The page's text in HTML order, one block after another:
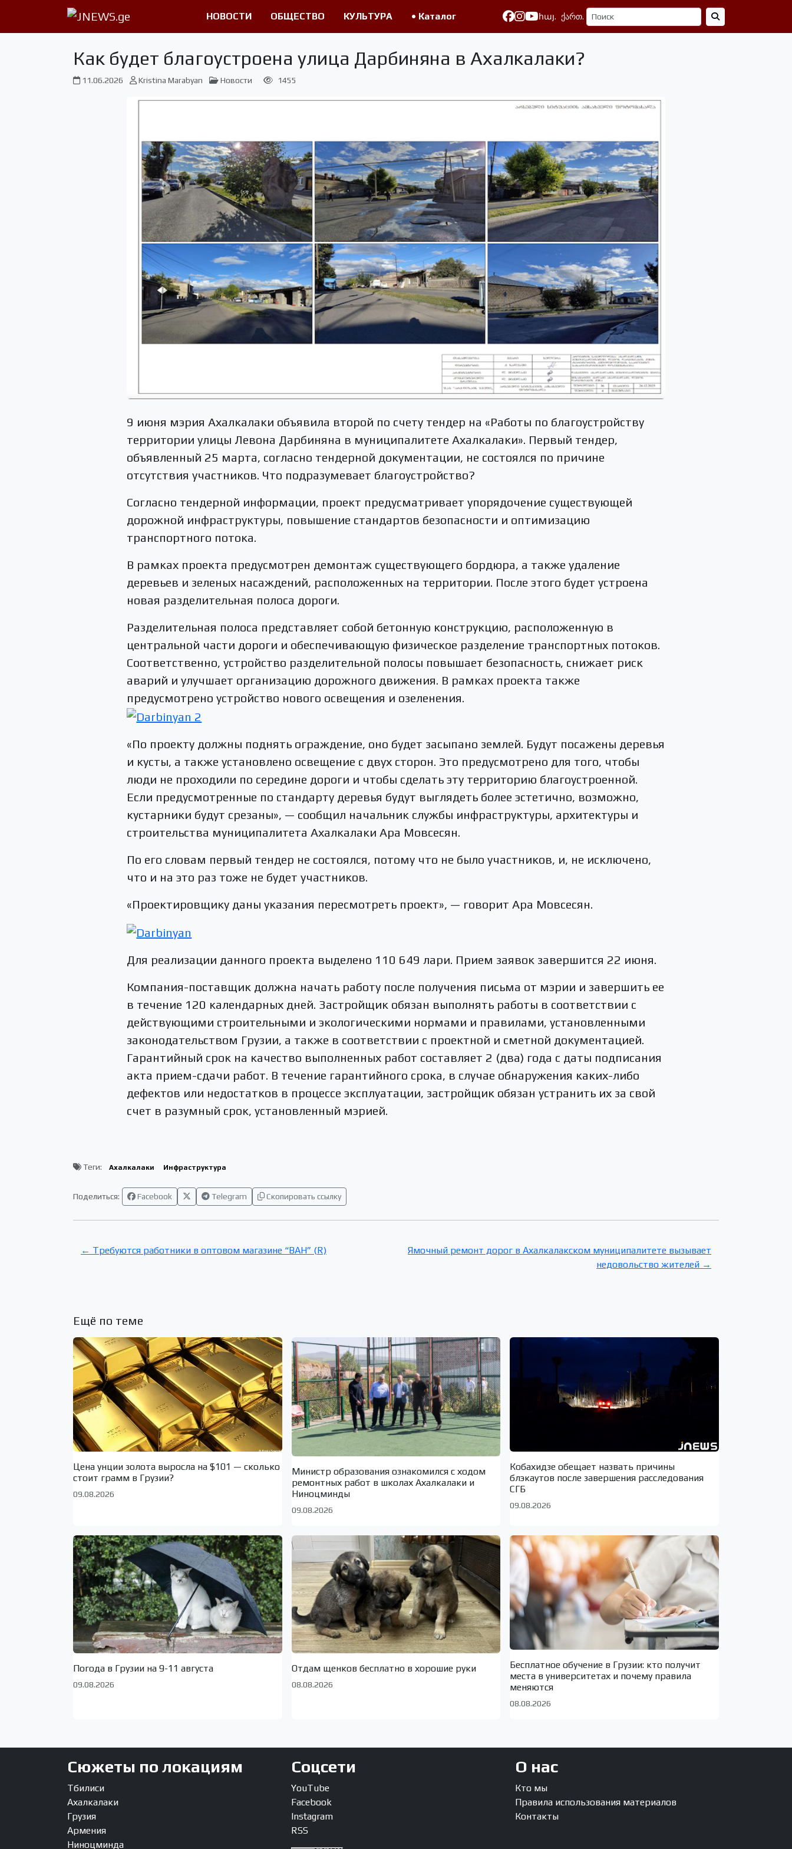
НОВОСТИ ОБЩЕСТВО КУЛЬТУРА • Каталог հայ. ქართ.
Как будет благоустроена улица Дарбиняна в Ахалкалаки?
11.06.2026 Kristina Marabyan Новости 1455
9 июня мэрия Ахалкалаки объявила второй по счету тендер на «Работы по благоустройству
территории улицы Левона Дарбиняна в муниципалитете Ахалкалаки». Первый тендер,
объявленный 25 марта, согласно тендерной документации, не состоялся по причине
отсутствия участников. Что подразумевает благоустройство?
Согласно тендерной информации, проект предусматривает упорядочение существующей
дорожной инфраструктуры, повышение стандартов безопасности и оптимизацию
транспортного потока.
В рамках проекта предусмотрен демонтаж существующего бордюра, а также удаление
деревьев и зеленых насаждений, расположенных на территории. После этого будет устроена
новая разделительная полоса дороги.
Разделительная полоса представляет собой бетонную конструкцию, расположенную в
центральной части дороги и обеспечивающую физическое разделение транспортных потоков.
Соответственно, устройство разделительной полосы повышает безопасность, снижает риск
аварий и улучшает организацию дорожного движения. В рамках проекта также
предусмотрено устройство нового освещения и озеленения.
«По проекту должны поднять ограждение, оно будет засыпано землей. Будут посажены деревья
и кусты, а также установлено освещение с двух сторон. Это предусмотрено для того, чтобы
люди не проходили по середине дороги и чтобы сделать эту территорию благоустроенной.
Если предусмотренные по стандарту деревья будут выглядеть более эстетично, возможно,
кустарники будут срезаны», — сообщил начальник службы инфраструктуры, архитектуры и
строительства муниципалитета Ахалкалаки Ара Мовсесян.
По его словам первый тендер не состоялся, потому что не было участников, и, не исключено,
что и на это раз тоже не будет участников.
«Проектировщику даны указания пересмотреть проект», — говорит Ара Мовсесян.
Для реализации данного проекта выделено 110 649 лари. Прием заявок завершится 22 июня.
Компания-поставщик должна начать работу после получения письма от мэрии и завершить ее
в течение 120 календарных дней. Застройщик обязан выполнять работы в соответствии с
действующими строительными и экологическими нормами и правилами, установленными
законодательством Грузии, а также в соответствии с проектной и сметной документацией.
Гарантийный срок на качество выполненных работ составляет 2 (два) года с даты подписания
акта прием-сдачи работ. В течение гарантийного срока, в случае обнаружения каких-либо
дефектов или недостатков в процессе эксплуатации, застройщик обязан устранить их за свой
счет в разумный срок, установленный мэрией.
Теги: Ахалкалаки Инфраструктура
Поделиться: Facebook Telegram Скопировать ссылку
← Требуются работники в оптовом магазине “ВАН” (R)
Ямочный ремонт дорог в Ахалкалакском муниципалитете вызывает
недовольство жителей →
Ещё по теме
Цена унции золота выросла на $101 — сколько
стоит грамм в Грузии?
09.08.2026
Министр образования ознакомился с ходом
ремонтных работ в школах Ахалкалаки и
Ниноцминды
09.08.2026
Кобахидзе обещает назвать причины
блэкаутов после завершения расследования
СГБ
09.08.2026
Погода в Грузии на 9-11 августа
09.08.2026
Отдам щенков бесплатно в хорошие руки
08.08.2026
Бесплатное обучение в Грузии: кто получит
места в университетах и почему правила
меняются
08.08.2026
Сюжеты по локациям
Тбилиси
Ахалкалаки
Грузия
Армения
Ниноцминда
Соцсети
YouTube
Facebook
Instagram
RSS
О нас
Кто мы
Правила использования материалов
Контакты